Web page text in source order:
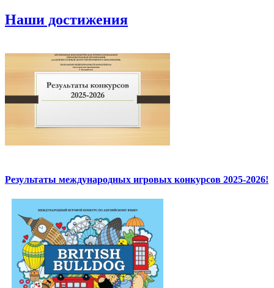
Наши достижения
Результаты международных игровых конкурсов 2025-2026!